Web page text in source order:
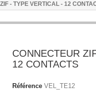
- TYPE VERTICAL - 12
CONNECTEUR
12 CONTACTS
Référence VEL_TE12